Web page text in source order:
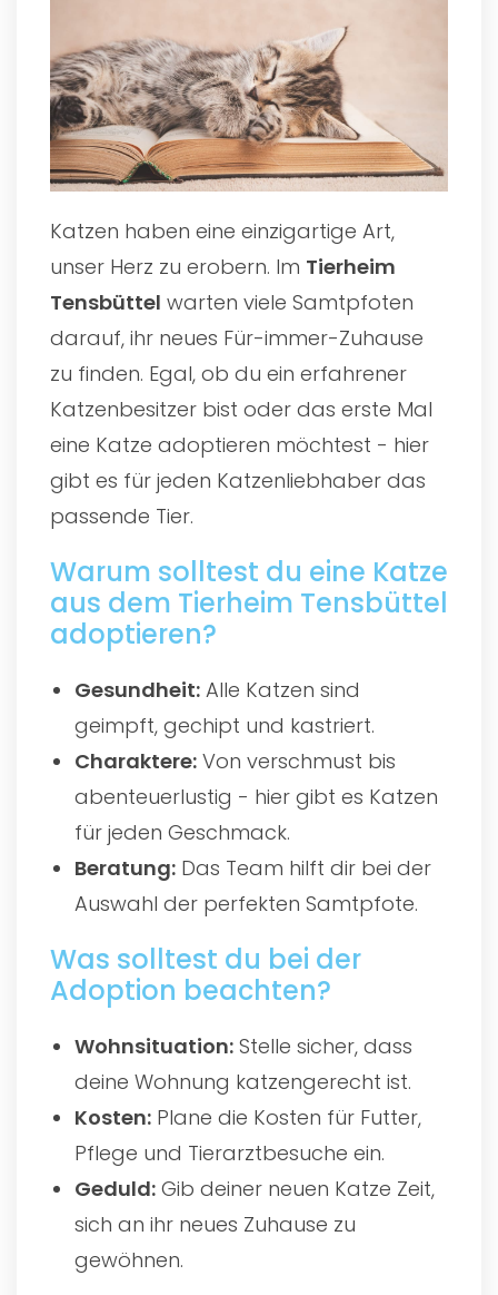
Katzen haben eine einzigartige Art,
unser Herz zu erobern. Im Tierheim
Tensbüttel warten viele Samtpfoten
darauf, ihr neues Für-immer-Zuhause
zu finden. Egal, ob du ein erfahrener
Katzenbesitzer bist oder das erste Mal
eine Katze adoptieren möchtest - hier
gibt es für jeden Katzenliebhaber das
passende Tier.
Warum solltest du eine Katze
aus dem Tierheim Tensbüttel
adoptieren?
Gesundheit: Alle Katzen sind
geimpft, gechipt und kastriert.
Charaktere: Von verschmust bis
abenteuerlustig - hier gibt es Katzen
für jeden Geschmack.
Beratung: Das Team hilft dir bei der
Auswahl der perfekten Samtpfote.
Was solltest du bei der
Adoption beachten?
Wohnsituation: Stelle sicher, dass
deine Wohnung katzengerecht ist.
Kosten: Plane die Kosten für Futter,
Pflege und Tierarztbesuche ein.
Geduld: Gib deiner neuen Katze Zeit,
sich an ihr neues Zuhause zu
gewöhnen.